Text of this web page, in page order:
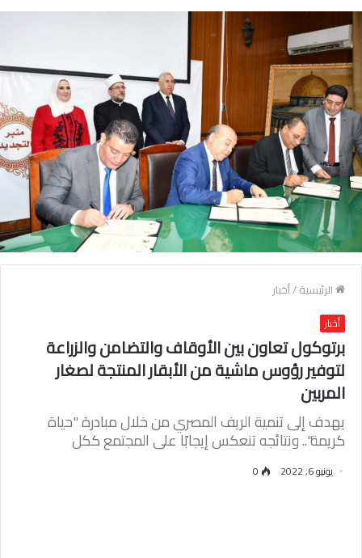
الرئيسية/أخبار
أخبار
برتوكول تعاون بين الأوقاف والتضامن والزراعة
لتوفير رؤوس ماشية من الأبقار المنتجة لصغار
المربين
يهدف إلى تنمية الريف المصري من خلال مبادرة "حياة
كريمة".. ونتائجه تنعكس إيجابًا على المجتمع ككل
يونيو 6, 2022 0